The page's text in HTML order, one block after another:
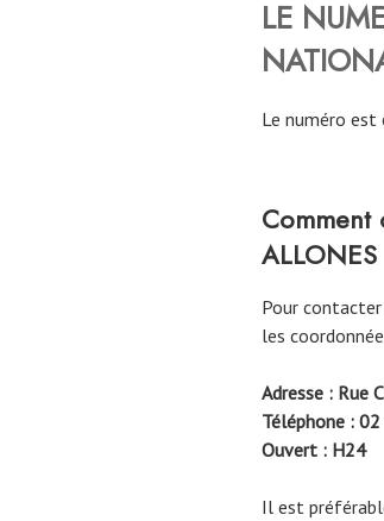
LE
Le numéro
ALLONES
Pour
les
Adresse : Rue
Téléphone :
Ouvert : H24
Il est